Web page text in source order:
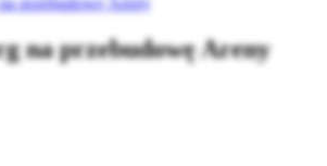
na przebudowę Areny